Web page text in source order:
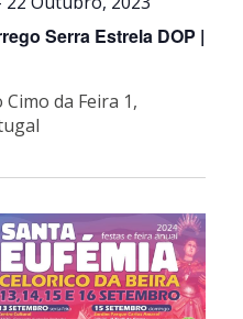
Serra Estrela DOP |
Cimo da Feira 1,